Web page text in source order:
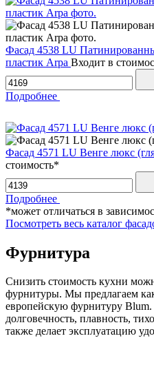
Фасад 4538 LU
пластик Arpa Входит в
Подробнее
Фасад 4571 LU Венге люкс
стоимость*
Подробнее
*может отличаться в
Посмотреть весь каталог
Фурнитура
Снизить стоимость кухни
фурнитуры. Мы предлагаем
европейскую фурнитуру Blum.
долговечность, плавность,
также делает эксплуатацию